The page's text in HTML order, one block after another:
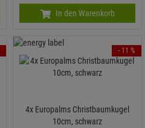
In den Warenkorb
4x Europalms Christbaumkugel
10cm, schwarz
- 11 %